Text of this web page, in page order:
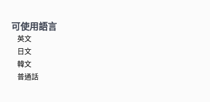
可使用語言
英文
日文
韓文
普通話